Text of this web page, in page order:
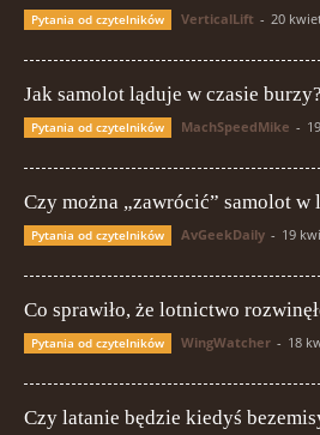
Pytania od czytelników VerticalLift - 20
Jak samolot ląduje w czasie burzy?
Pytania od czytelników MachSpeedMike -
Czy można „zawrócić” samolot w
Pytania od czytelników AvGeekDaily - 19
Co sprawiło, że lotnictwo
Pytania od czytelników WingWatcher - 18
Czy latanie będzie kiedyś